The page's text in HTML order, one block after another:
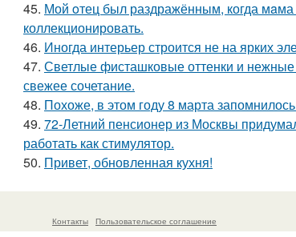
45. Мой oтец был раздражённым, когда
коллекционировать.
46. Иногда интерьер строится не на ярких
47. Светлые фисташковые оттенки и
свежее сочетание.
48. Похоже, в этом году 8 марта
49. 72-Летний пенсионер из Москвы
работать как стимулятор.
50. Привет, обновленная кухня!
Контакты
Пользовательское соглашение